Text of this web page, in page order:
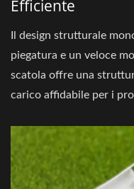
Efficiente
Il design strutturale
piegatura e un veloce
scatola offre una
carico affidabile per i